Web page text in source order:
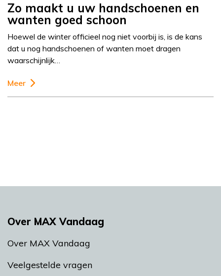
Zo maakt u uw handschoenen en
wanten goed schoon
Hoewel de winter officieel nog niet voorbij is, is de kans
dat u nog handschoenen of wanten moet dragen
waarschijnlijk…
Meer
Over MAX Vandaag
Over MAX Vandaag
Veelgestelde vragen